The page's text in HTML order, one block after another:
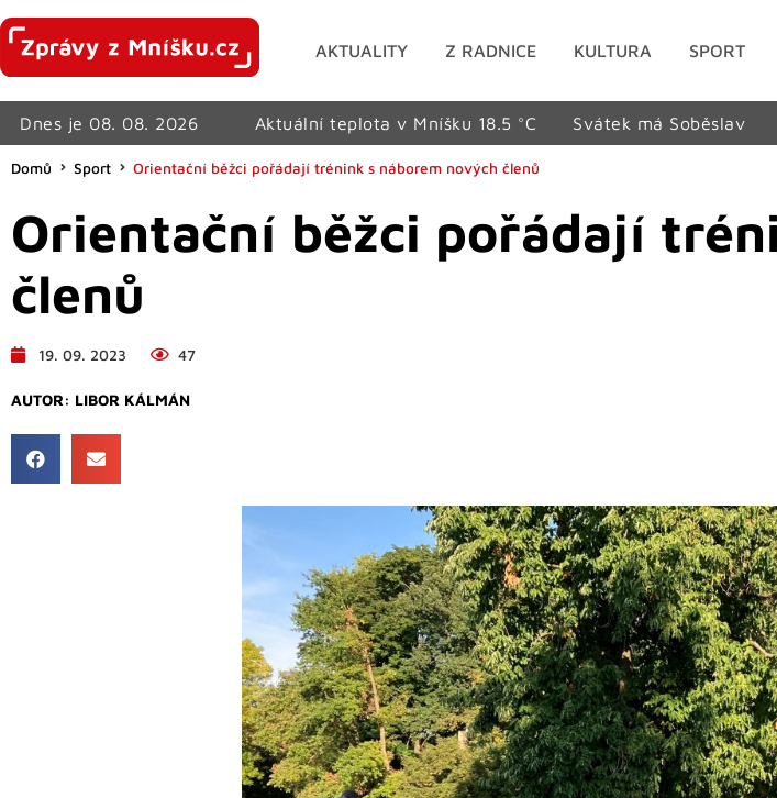
AKTUALITY Z RADNICE KULTURA SPORT
Dnes je 08. 08. 2026 Aktuální teplota v Mníšku 18.5 °C Svátek má Soběslav
Domů Sport Orientační běžci pořádají trénink s náborem nových členů
Orientační běžci pořádají
členů
19. 09. 2023 47
AUTOR: LIBOR KÁLMÁN